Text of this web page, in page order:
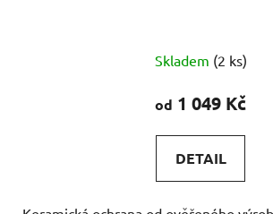
hodnocení
produktu
5,0
z
Skladem (2 ks)
od 1 049 Kč
DETAIL